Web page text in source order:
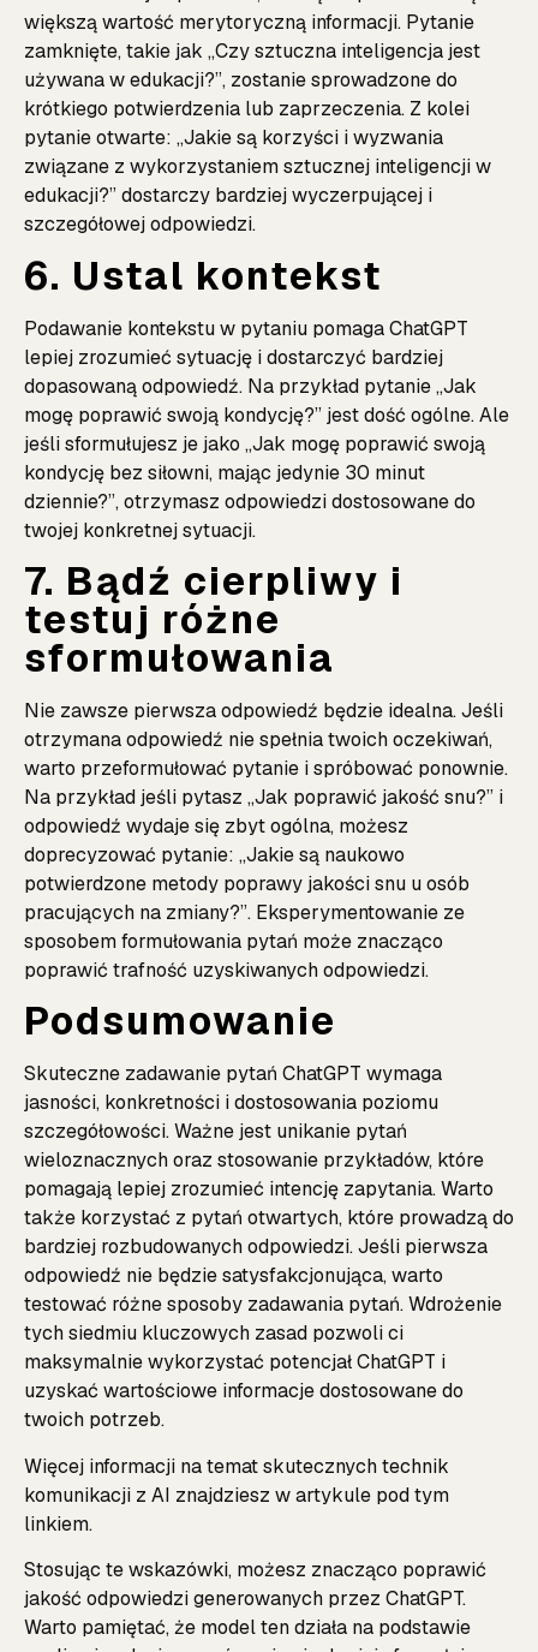
większą wartość merytoryczną informacji. Pytanie
zamknięte, takie jak „Czy sztuczna inteligencja jest
używana w edukacji?”, zostanie sprowadzone do
krótkiego potwierdzenia lub zaprzeczenia. Z kolei
pytanie otwarte: „Jakie są korzyści i wyzwania
związane z wykorzystaniem sztucznej inteligencji w
edukacji?” dostarczy bardziej wyczerpującej i
szczegółowej odpowiedzi.
6. Ustal kontekst
Podawanie kontekstu w pytaniu pomaga ChatGPT
lepiej zrozumieć sytuację i dostarczyć bardziej
dopasowaną odpowiedź. Na przykład pytanie „Jak
mogę poprawić swoją kondycję?” jest dość ogólne. Ale
jeśli sformułujesz je jako „Jak mogę poprawić swoją
kondycję bez siłowni, mając jedynie 30 minut
dziennie?”, otrzymasz odpowiedzi dostosowane do
twojej konkretnej sytuacji.
7. Bądź cierpliwy i
testuj różne
sformułowania
Nie zawsze pierwsza odpowiedź będzie idealna. Jeśli
otrzymana odpowiedź nie spełnia twoich oczekiwań,
warto przeformułować pytanie i spróbować ponownie.
Na przykład jeśli pytasz „Jak poprawić jakość snu?” i
odpowiedź wydaje się zbyt ogólna, możesz
doprecyzować pytanie: „Jakie są naukowo
potwierdzone metody poprawy jakości snu u osób
pracujących na zmiany?”. Eksperymentowanie ze
sposobem formułowania pytań może znacząco
poprawić trafność uzyskiwanych odpowiedzi.
Podsumowanie
Skuteczne zadawanie pytań ChatGPT wymaga
jasności, konkretności i dostosowania poziomu
szczegółowości. Ważne jest unikanie pytań
wieloznacznych oraz stosowanie przykładów, które
pomagają lepiej zrozumieć intencję zapytania. Warto
także korzystać z pytań otwartych, które prowadzą do
bardziej rozbudowanych odpowiedzi. Jeśli pierwsza
odpowiedź nie będzie satysfakcjonująca, warto
testować różne sposoby zadawania pytań. Wdrożenie
tych siedmiu kluczowych zasad pozwoli ci
maksymalnie wykorzystać potencjał ChatGPT i
uzyskać wartościowe informacje dostosowane do
twoich potrzeb.
Więcej informacji na temat skutecznych technik
komunikacji z AI znajdziesz w artykule pod tym
linkiem.
Stosując te wskazówki, możesz znacząco poprawić
jakość odpowiedzi generowanych przez ChatGPT.
Warto pamiętać, że model ten działa na podstawie